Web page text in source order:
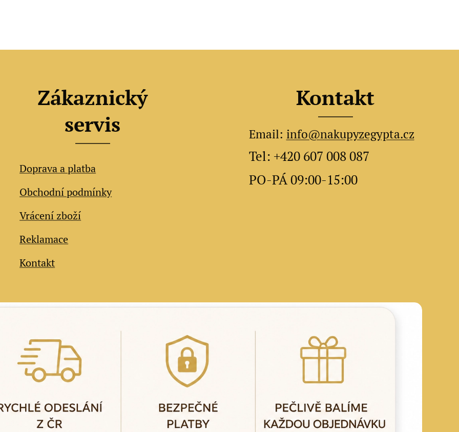
Zákaznický
servis
Doprava a platba
Obchodní podmínky
Vrácení zboží
Reklamace
Kontakt
Kontakt
Email: info@nakupyzegypta.cz
Tel: +420 607 008 087
PO-PÁ 09:00-15:00